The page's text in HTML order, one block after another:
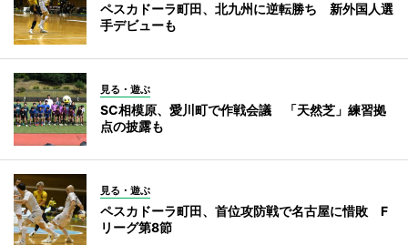
ペスカドーラ町田、北九州に逆転勝ち 新外国人選
手デビューも
見る・遊ぶ
SC相模原、愛川町で作戦会議 「天然芝」練習拠
点の披露も
見る・遊ぶ
ペスカドーラ町田、首位攻防戦で名古屋に惜敗 F
リーグ第8節